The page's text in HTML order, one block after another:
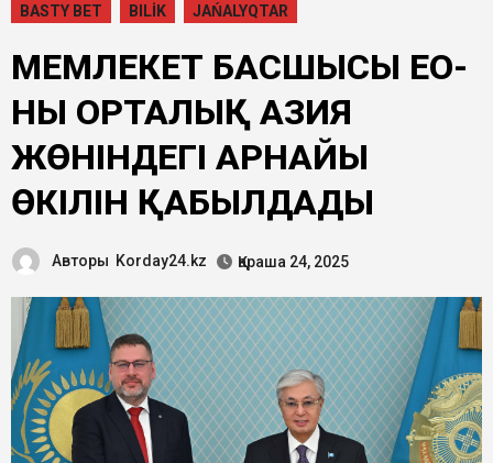
BASTY BET BILİK JAŃALYQTAR
МЕМЛЕКЕТ БАСШЫСЫ ЕО-
НЫҢ ОРТАЛЫҚ АЗИЯ
ЖӨНІНДЕГІ АРНАЙЫ
ӨКІЛІН ҚАБЫЛДАДЫ
Авторы Korday24.kz Қараша 24, 2025